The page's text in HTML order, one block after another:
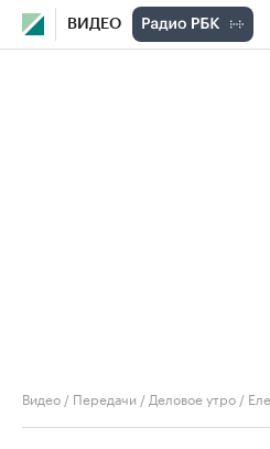
ВИДЕО
Видео / Передачи / Деловое утро /